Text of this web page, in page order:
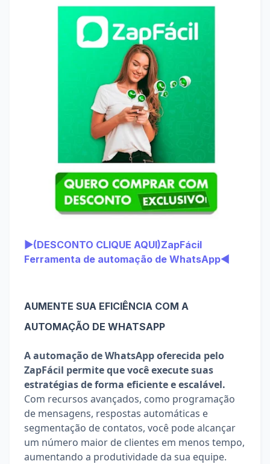
▶(DESCONTO CLIQUE AQUI)ZapFácil
Ferramenta de automação de WhatsApp◀
AUMENTE SUA EFICIÊNCIA COM A
AUTOMAÇÃO DE WHATSAPP
A automação de WhatsApp oferecida pelo
ZapFácil permite que você execute suas
estratégias de forma eficiente e escalável.
Com recursos avançados, como programação
de mensagens, respostas automáticas e
segmentação de contatos, você pode alcançar
um número maior de clientes em menos tempo,
aumentando a produtividade da sua equipe.